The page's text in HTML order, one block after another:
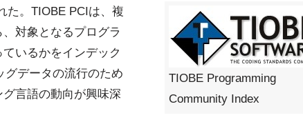
TIOBE Programming
Community Index
た。TIOBE PCIは、複
対象となるプログラ
いるかをインデック
グデータの流行のため
言語の動向が興味深